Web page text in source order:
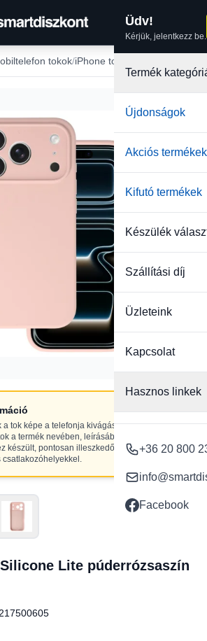
Üdv!
Kérjük, jelentkezz be.
Termék
Újdonságok
Akciós termékek
Kifutó termékek
Készülék
Szállítási díj
Üzleteink
Kapcsolat
Hasznos linkek
+36 20 800
Facebook
tokok iPhone tokok
a tok képe a telefonja kivágásaival, NE
a termék nevében, leírásában szereplő
készült, pontosan illeszkedő
csatlakozóhelyekkel.
Lite púderrózsaszín